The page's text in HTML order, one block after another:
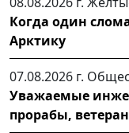
Когда один
Арктику
07.08.2026 г.
Уважаемые
прорабы,